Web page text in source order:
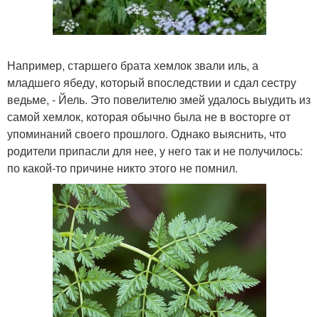
Например, старшего брата хемлок звали иль, а
младшего ябеду, который впоследствии и сдал сестру
ведьме, - Йель. Это повелителю змей удалось выудить из
самой хемлок, которая обычно была не в восторге от
упоминаний своего прошлого. Однако выяснить, что
родители припасли для нее, у него так и не получилось:
по какой-то причине никто этого не помнил.